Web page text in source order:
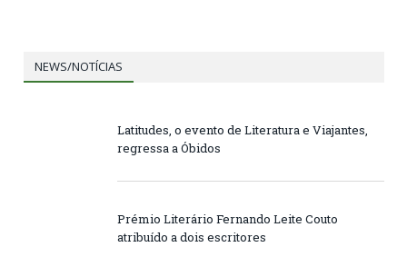
NEWS/NOTÍCIAS
Latitudes, o evento de Literatura e Viajantes,
regressa a Óbidos
Prémio Literário Fernando Leite Couto
atribuído a dois escritores